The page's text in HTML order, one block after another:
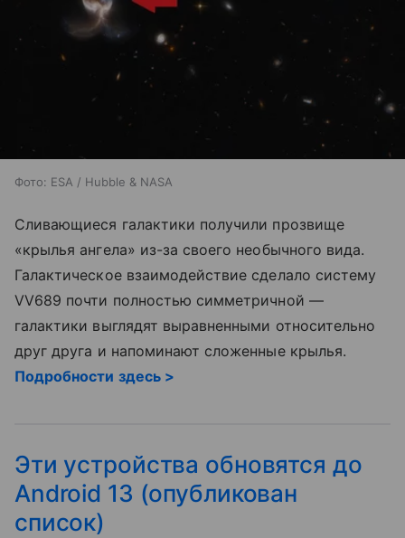
Фото: ESA / Hubble & NASA
Сливающиеся галактики получили прозвище
«крылья ангела» из-за своего необычного вида.
Галактическое взаимодействие сделало систему
VV689 почти полностью симметричной —
галактики выглядят выравненными относительно
друг друга и напоминают сложенные крылья.
Подробности здесь >
Эти устройства обновятся до
Android 13 (опубликован
список)